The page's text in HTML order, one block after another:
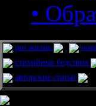
•
pro жизнь
стихийные бедствия
авторские статьи